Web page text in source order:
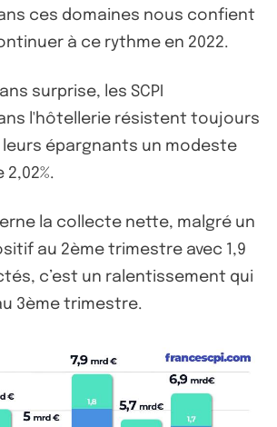
ces domaines nous confient
à ce rythme en 2022.
surprise, les SCPI
l'hôtellerie résistent toujours
leurs épargnants un modeste
2,02%.
la collecte nette, malgré un
au 2ème trimestre avec 1,9
c’est un ralentissement qui
3ème trimestre.